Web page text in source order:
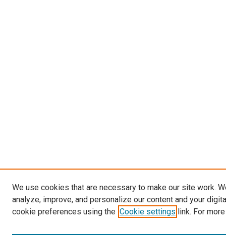
We use cookies that are necessary to make our site work.
analyze, improve, and personalize our content and your
cookie preferences using the Cookie settings link. For